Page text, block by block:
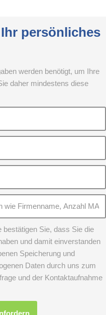
persönliches
werden benötigt, um Ihre
daher mindestens diese
bestätigen Sie, dass Sie die
und damit einverstanden
Speicherung und
Daten durch uns zum
und der Kontaktaufnahme